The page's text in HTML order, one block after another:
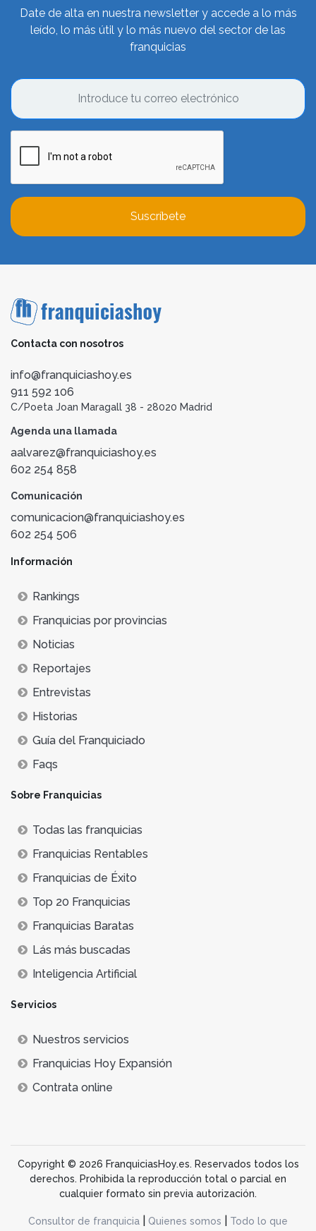
Date de alta en nuestra newsletter y accede a lo más
leído, lo más útil y lo más nuevo del sector de las
franquicias
Suscríbete
Contacta con nosotros
info@franquiciashoy.es
911 592 106
C/Poeta Joan Maragall 38 - 28020 Madrid
Agenda una llamada
aalvarez@franquiciashoy.es
602 254 858
Comunicación
comunicacion@franquiciashoy.es
602 254 506
Información
Rankings
Franquicias por provincias
Noticias
Reportajes
Entrevistas
Historias
Guía del Franquiciado
Faqs
Sobre Franquicias
Todas las franquicias
Franquicias Rentables
Franquicias de Éxito
Top 20 Franquicias
Franquicias Baratas
Lás más buscadas
Inteligencia Artificial
Servicios
Nuestros servicios
Franquicias Hoy Expansión
Contrata online
Copyright © 2026 FranquiciasHoy.es. Reservados todos los
derechos. Prohibida la reproducción total o parcial en
cualquier formato sin previa autorización.
Consultor de franquicia Quienes somos Todo lo que